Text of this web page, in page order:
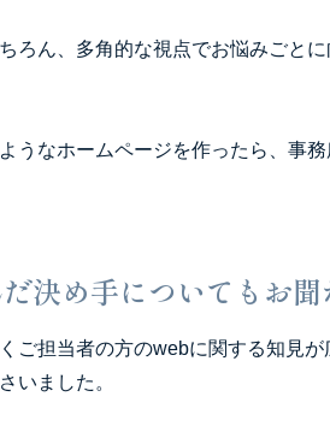
ろん、多角的な視点でお悩みごと
うなホームページを作ったら、事
決め手についてもお聞
ご担当者の方のwebに関する知見
いました。